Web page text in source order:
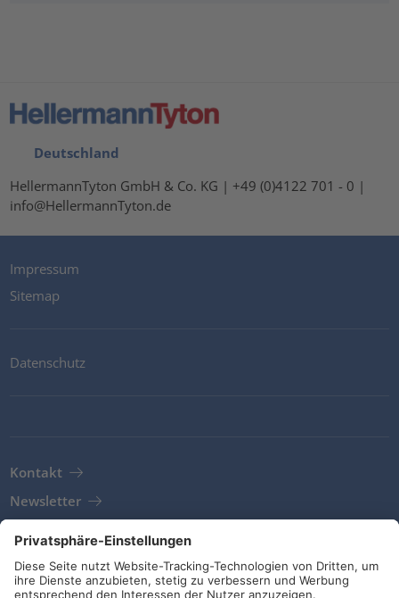
Deutschland
HellermannTyton GmbH & Co. KG | +49 (0)4122 701 - 0 |
info@HellermannTyton.de
Impressum
Sitemap
Datenschutz
Kontakt
Newsletter
AGB